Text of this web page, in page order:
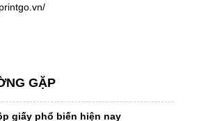
GẶP
giấy phổ biến hiện nay